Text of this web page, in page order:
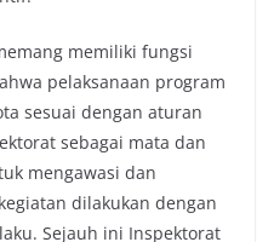
memiliki fungsi
pelaksanaan program
sesuai dengan aturan
sebagai mata dan
mengawasi dan
dilakukan dengan
Sejauh ini Inspektorat